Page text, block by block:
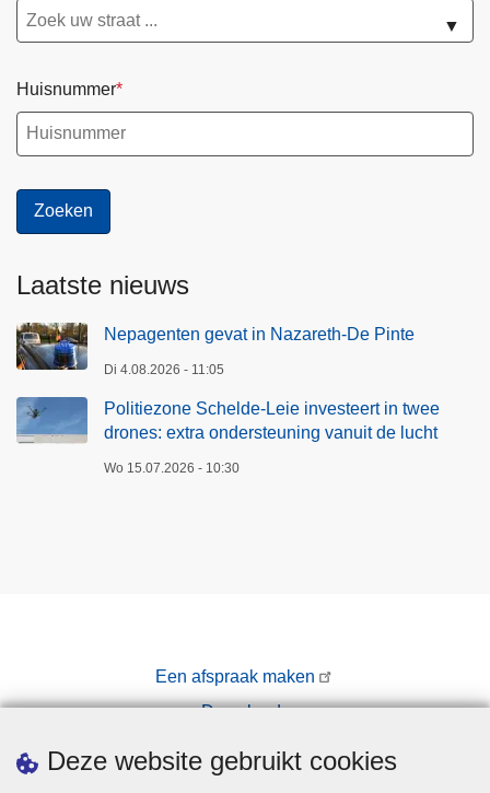
Deze website gebruikt cookies
▼
Huisnummer
Laatste nieuws
Nepagenten gevat in Nazareth-De Pinte
Di 4.08.2026 - 11:05
Politiezone Schelde-Leie investeert in twee
drones: extra ondersteuning vanuit de lucht
Wo 15.07.2026 - 10:30
Een afspraak maken
Downloads